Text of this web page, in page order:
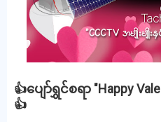
👍ပျော်ရွှင်စရာ "Happy
👍